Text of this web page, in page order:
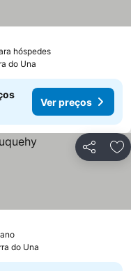
hóspedes
do Una
Ver preços
Partilhar
do Una